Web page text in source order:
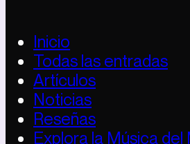
Inicio
Todas las entradas
Artículos
Noticias
Reseñas
Explora la Música